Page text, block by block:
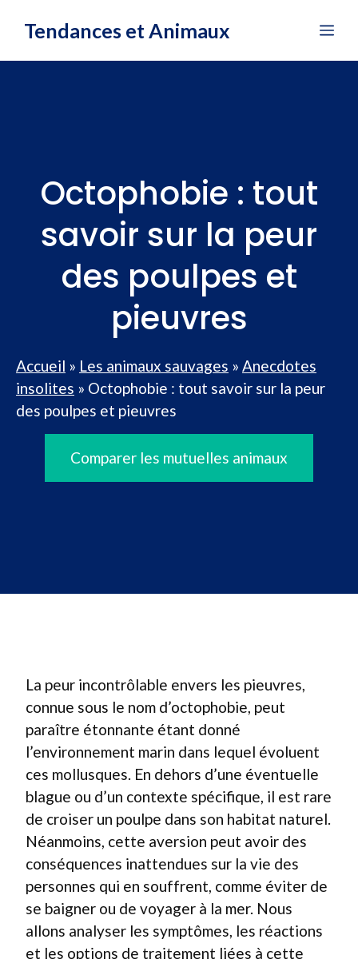
Tendances et Animaux
Octophobie : tout
savoir sur la peur
des poulpes et
pieuvres
Accueil » Les animaux sauvages » Anecdotes
insolites » Octophobie : tout savoir sur la peur
des poulpes et pieuvres
Comparer les mutuelles animaux
La peur incontrôlable envers les pieuvres,
connue sous le nom d’octophobie, peut
paraître étonnante étant donné
l’environnement marin dans lequel évoluent
ces mollusques. En dehors d’une éventuelle
blague ou d’un contexte spécifique, il est rare
de croiser un poulpe dans son habitat naturel.
Néanmoins, cette aversion peut avoir des
conséquences inattendues sur la vie des
personnes qui en souffrent, comme éviter de
se baigner ou de voyager à la mer. Nous
allons analyser les symptômes, les réactions
et les options de traitement liées à cette